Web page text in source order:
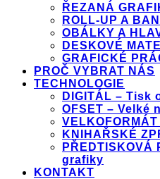
ŘEZANÁ
ROLL-UP A
OBÁLKY A
DESKOVÉ
GRAFICKÉ
PROČ VYBRAT NÁS
TECHNOLOGIE
DIGITÁL – Tisk
OFSET – Velké
KNIHAŘSKÉ
grafiky
KONTAKT